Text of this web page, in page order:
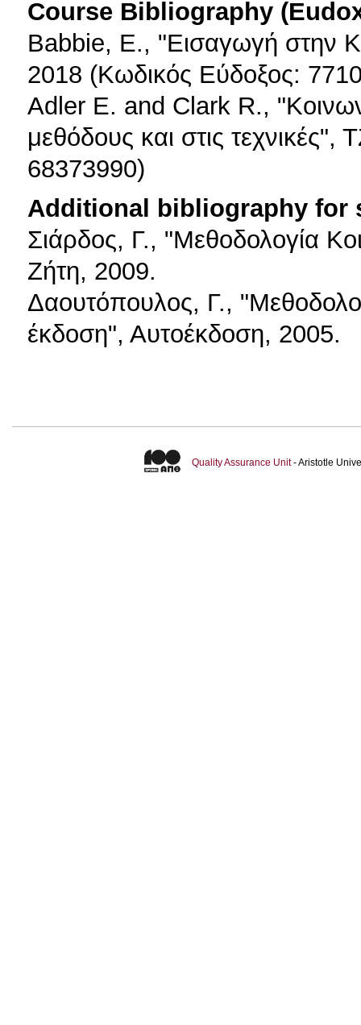
Course Bibliography
Babbie, E., "Εισαγωγή στην
2018 (Κωδικός Εύδοξος:
Adler E. and Clark R.,
μεθόδους και στις
68373990)
Additional bibliography for
Σιάρδος, Γ., "Μεθοδολογία
Ζήτη, 2009.
Δαουτόπουλος, Γ.,
έκδοση", Αυτοέκδοση, 2005.
Quality Assurance Unit- Aristotle